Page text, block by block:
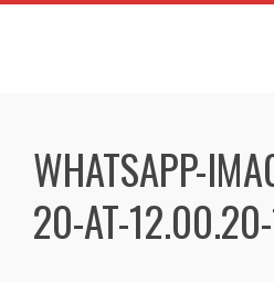
Skip
WHATSAPP-
20-AT-